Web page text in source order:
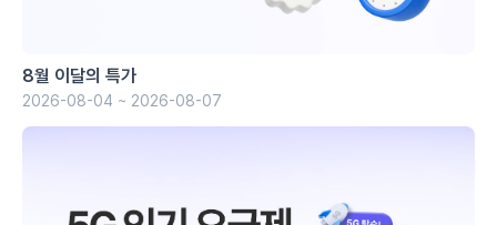
8월 이달의 특가
2026-08-04 ~ 2026-08-07